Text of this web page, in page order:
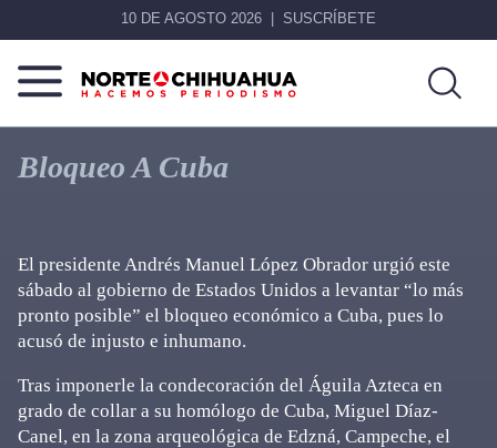
10 DE AGOSTO 2026 SUSCRÍBETE
Norte
Chihuahua
Más
que
noticias,
Bloqueo A Cuba
El presidente Andrés Manuel López Obrador urgió este
sábado al gobierno de Estados Unidos a levantar “lo más
pronto posible” el bloqueo económico a Cuba, pues lo
acusó de injusto e inhumano.
Tras imponerle la condecoración del Águila Azteca en
grado de collar a su homólogo de Cuba, Miguel Díaz-
Canel, en la zona arqueológica de Edzná, Campeche, el